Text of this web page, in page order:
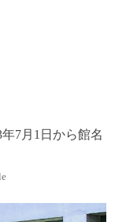
7月1日から館名